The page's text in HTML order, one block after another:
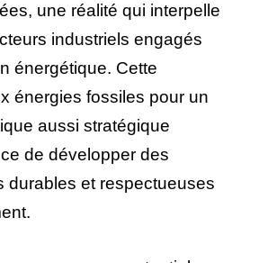
une réalité qui interpelle
industriels engagés
énergétique. Cette
énergies fossiles pour un
aussi stratégique
de développer des
durables et respectueuses